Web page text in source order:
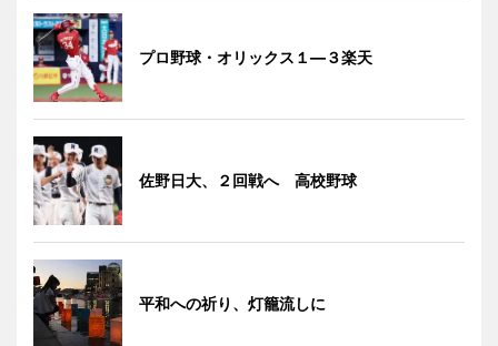
プロ野球・オリックス１―３楽天
佐野日大、２回戦へ 高校野球
平和への祈り、灯籠流しに